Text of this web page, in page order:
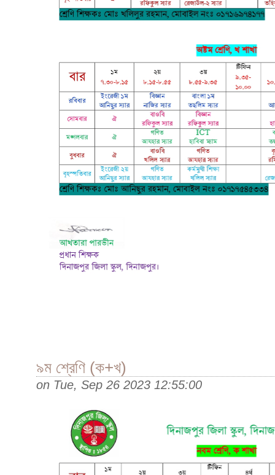
৯ম শ্রেণি (ক+খ)
on Tue, Sep 26 2023 12:55:00